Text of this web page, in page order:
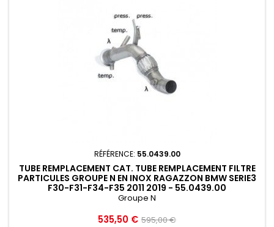
RÉFÉRENCE: 55.0439.00
TUBE REMPLACEMENT CAT. TUBE REMPLACEMENT FILTRE
PARTICULES GROUPE N EN INOX RAGAZZON BMW SERIE3
F30-F31-F34-F35 2011 2019 - 55.0439.00
Groupe N
Prix
535,50 € Prix
595,00 €